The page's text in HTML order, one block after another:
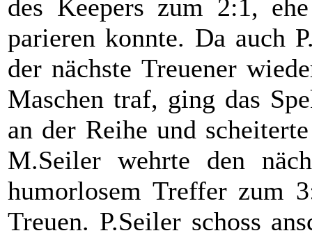
des Keepers zum 2:1,
parieren konnte. Da auch
der nächste Treuener
Maschen traf, ging das
an der Reihe und
M.Seiler wehrte den
humorlosem Treffer zum
Treuen. P.Seiler schoss